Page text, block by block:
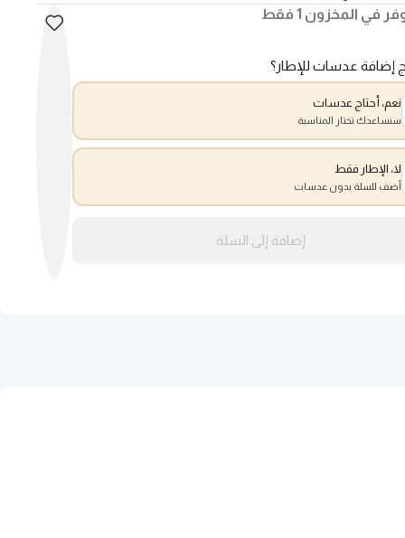
في المخزون 1 فقط
إضافة عدسات للإطار؟
نعم، أحتاج عدسات
سنساعدك تختار المناسبة
لا، الإطار فقط
أضف للسلة بدون عدسات
إضافة إلى السلة